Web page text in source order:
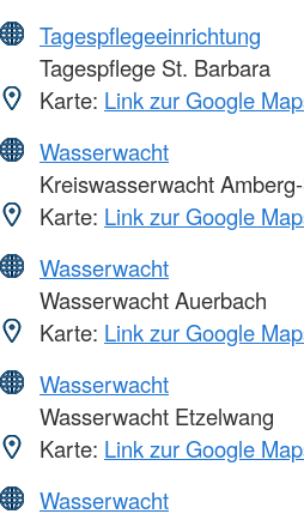
Tagespflegeeinrichtung
Tagespflege St. Barbara
Karte: Link zur Google
Wasserwacht
Kreiswasserwacht
Karte: Link zur Google
Wasserwacht
Wasserwacht Auerbach
Karte: Link zur Google
Wasserwacht
Wasserwacht Etzelwang
Karte: Link zur Google
Wasserwacht